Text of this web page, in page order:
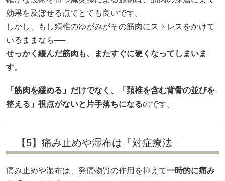
効果を及ぼせる点でとても良いです。
しかし、もし頚椎のゆがみがその筋肉にストレスをかけて
いるままなら──
せっかく緩んだ筋肉も、またすぐに硬くなってしまいま
す。
「筋肉を緩める」だけでなく、「頚椎を含む背骨の並びを
整える」視点がないと片手落ちになるのです。
【5】痛み止めや湿布は「対症療法」
痛み止めや湿布は、発痛物質の作用を抑えて一時的に痛み